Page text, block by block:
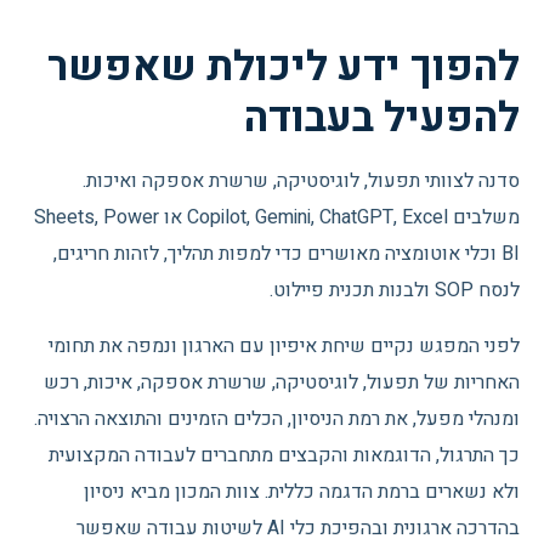
להפוך ידע ליכולת שאפשר
להפעיל בעבודה
סדנה לצוותי תפעול, לוגיסטיקה, שרשרת אספקה ואיכות.
משלבים Copilot, Gemini, ChatGPT, Excel או Sheets, Power
BI וכלי אוטומציה מאושרים כדי למפות תהליך, לזהות חריגים,
לנסח SOP ולבנות תכנית פיילוט.
לפני המפגש נקיים שיחת איפיון עם הארגון ונמפה את תחומי
האחריות של תפעול, לוגיסטיקה, שרשרת אספקה, איכות, רכש
ומנהלי מפעל, את רמת הניסיון, הכלים הזמינים והתוצאה הרצויה.
כך התרגול, הדוגמאות והקבצים מתחברים לעבודה המקצועית
ולא נשארים ברמת הדגמה כללית. צוות המכון מביא ניסיון
בהדרכה ארגונית ובהפיכת כלי AI לשיטות עבודה שאפשר